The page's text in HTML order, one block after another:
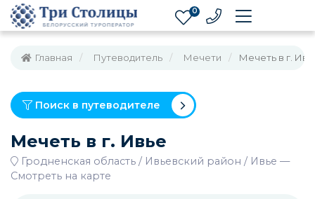
0
Главная Путеводитель Мечети Мечеть в г.
Поиск в путеводителе
Мечеть в г. Ивье
Гродненская область Ивьевский район Ивье —
Смотреть на карте